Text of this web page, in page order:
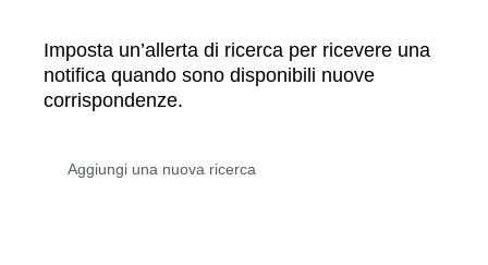
Imposta un’allerta di ricerca per ricevere una
notifica quando sono disponibili nuove
corrispondenze.